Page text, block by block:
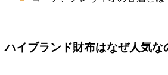
ハイブランド財布はなぜ人気な